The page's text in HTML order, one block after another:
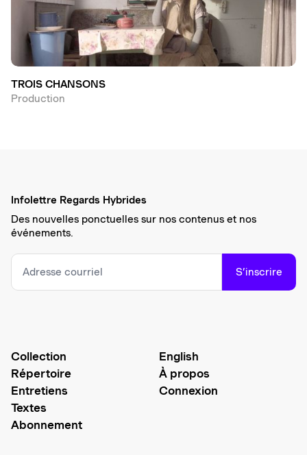
TROIS CHANSONS
Production
Infolettre Regards Hybrides
Des nouvelles ponctuelles sur nos contenus et nos
événements.
S’inscrire
Collection
Répertoire
Entretiens
Textes
Abonnement
English
À propos
Connexion